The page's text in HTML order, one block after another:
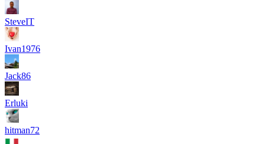
SteveIT
Ivan1976
Jack86
Erluki
hitman72